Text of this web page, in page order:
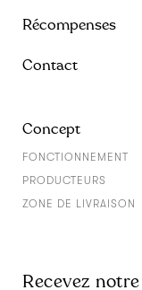
Récompenses
Contact
Concept
FONCTIONNEMENT
PRODUCTEURS
ZONE DE LIVRAISON
Recevez